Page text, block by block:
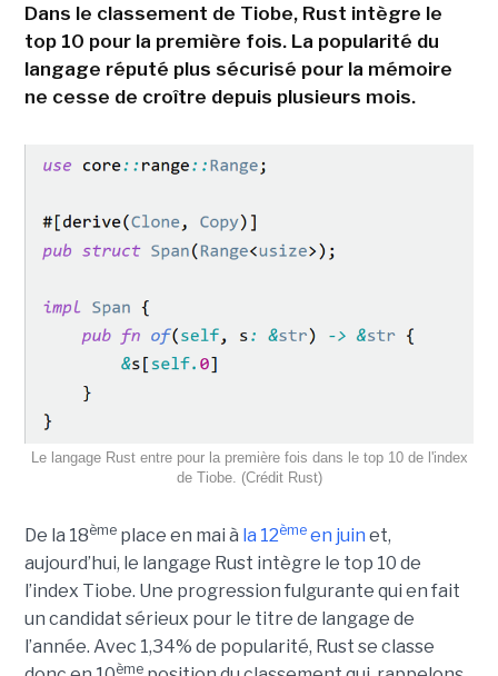
Dans le classement de Tiobe, Rust intègre le
top 10 pour la première fois. La popularité du
langage réputé plus sécurisé pour la mémoire
ne cesse de croître depuis plusieurs mois.
Le langage Rust entre pour la première fois dans le top 10 de l'index
de Tiobe. (Crédit Rust)
De la 18èmeplace en mai à la 12èmeen juin et,
aujourd’hui, le langage Rust intègre le top 10 de
l’index Tiobe. Une progression fulgurante qui en fait
un candidat sérieux pour le titre de langage de
l’année. Avec 1,34% de popularité, Rust se classe
ème